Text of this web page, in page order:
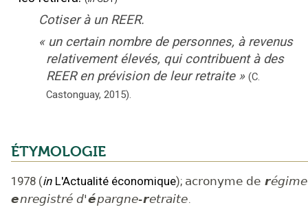
Cotiser à un REER.
« un certain nombre de personnes, à revenus
relativement élevés, qui contribuent à des
REER en prévision de leur retraite » (C.
Castonguay, 2015).
ÉTYMOLOGIE
1978 (in L'Actualité économique); acronyme de régime
enregistré d'épargne-retraite.